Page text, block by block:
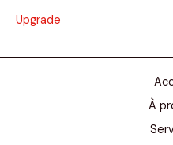
Upgrade
À